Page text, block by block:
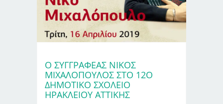
Ο ΣΥΓΓΡΑΦΕΑΣ ΝΙΚΟΣ
ΜΙΧΑΛΟΠΟΥΛΟΣ ΣΤΟ 12Ο
ΔΗΜΟΤΙΚΟ ΣΧΟΛΕΙΟ
ΗΡΑΚΛΕΙΟΥ ΑΤΤΙΚΗΣ